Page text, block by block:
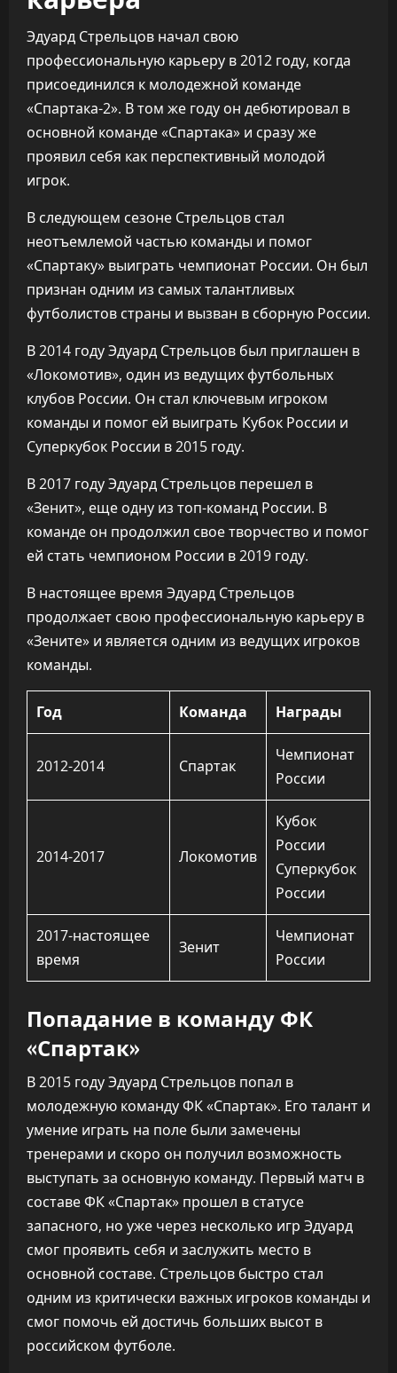
Эдуард Стрельцов начал свою
профессиональную карьеру в 2012 году, когда
присоединился к молодежной команде
«Спартака-2». В том же году он дебютировал в
основной команде «Спартака» и сразу же
проявил себя как перспективный молодой
игрок.
В следующем сезоне Стрельцов стал
неотъемлемой частью команды и помог
«Спартаку» выиграть чемпионат России. Он был
признан одним из самых талантливых
футболистов страны и вызван в сборную России.
В 2014 году Эдуард Стрельцов был приглашен в
«Локомотив», один из ведущих футбольных
клубов России. Он стал ключевым игроком
команды и помог ей выиграть Кубок России и
Суперкубок России в 2015 году.
В 2017 году Эдуард Стрельцов перешел в
«Зенит», еще одну из топ-команд России. В
команде он продолжил свое творчество и помог
ей стать чемпионом России в 2019 году.
В настоящее время Эдуард Стрельцов
продолжает свою профессиональную карьеру в
«Зените» и является одним из ведущих игроков
команды.
Год Команда Награды
2012-2014 Спартак
Чемпионат
России
2014-2017 Локомотив
Кубок
России
Суперкубок
России
2017-настоящее
время
Зенит
Чемпионат
России
Попадание в команду ФК
«Спартак»
В 2015 году Эдуард Стрельцов попал в
молодежную команду ФК «Спартак». Его талант и
умение играть на поле были замечены
тренерами и скоро он получил возможность
выступать за основную команду. Первый матч в
составе ФК «Спартак» прошел в статусе
запасного, но уже через несколько игр Эдуард
смог проявить себя и заслужить место в
основной составе. Стрельцов быстро стал
одним из критически важных игроков команды и
смог помочь ей достичь больших высот в
российском футболе.